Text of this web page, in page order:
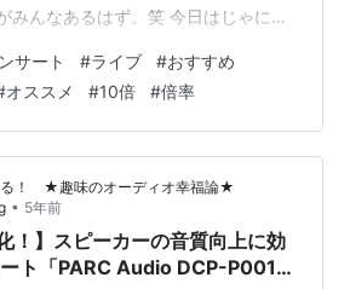
みんなあるはず。笑 今日はじゃにお
しい機能は防振とにかく防振。 スマ
振れ補正入ってるじゃん、だから双
正機能の防振は必要なんです
。 特に遠くにいる担当をピンポイン
振れしちゃうと見にくいのなんのっ
ので防振は個人的には必須…
サート #ライブ #おすすめ
オススメ #10倍 #倍率
る！ ★趣味のオーディオ幸福論★
• 5年前
！】スピーカーの音質向上に効
ト「PARC Audio DCP-P001